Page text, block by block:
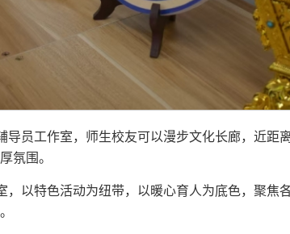
导员工作室，师生校友可以漫步文化长廊，近
氛围。
，以特色活动为纽带，以暖心育人为底色，聚